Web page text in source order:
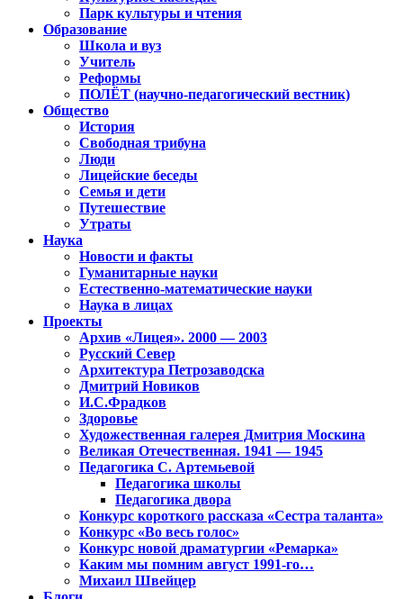
Парк культуры и чтения
Образование
Школа и вуз
Учитель
Реформы
ПОЛЁТ (научно-педагогический вестник)
Общество
История
Свободная трибуна
Люди
Лицейские беседы
Семья и дети
Путешествие
Утраты
Наука
Новости и факты
Гуманитарные науки
Естественно-математические науки
Наука в лицах
Проекты
Архив «Лицея». 2000 — 2003
Русский Север
Архитектура Петрозаводска
Дмитрий Новиков
И.С.Фрадков
Здоровье
Художественная галерея Дмитрия Москина
Великая Отечественная. 1941 — 1945
Педагогика С. Артемьевой
Педагогика школы
Педагогика двора
Конкурс короткого рассказа «Сестра таланта»
Конкурс «Во весь голос»
Конкурс новой драматургии «Ремарка»
Каким мы помним август 1991-го…
Михаил Швейцер